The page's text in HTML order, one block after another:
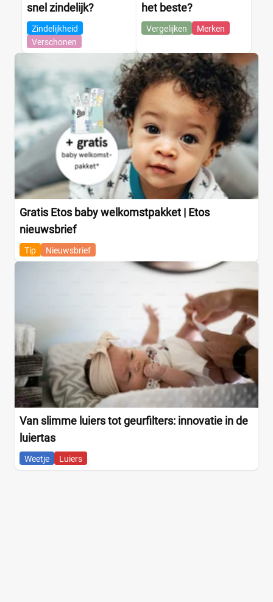
snel zindelijk?
Zindelijkheid
Verschonen
het beste?
Vergelijken Merken
Gratis Etos baby welkomstpakket | Etos
nieuwsbrief
Tip Nieuwsbrief
Van slimme luiers tot geurfilters: innovatie in de
luiertas
Weetje Luiers